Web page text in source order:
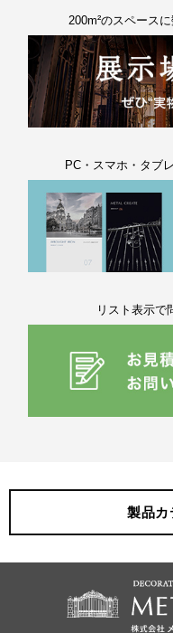
200m²のスペース
PC・スマホ・タブ
リスト表示で
製品カ